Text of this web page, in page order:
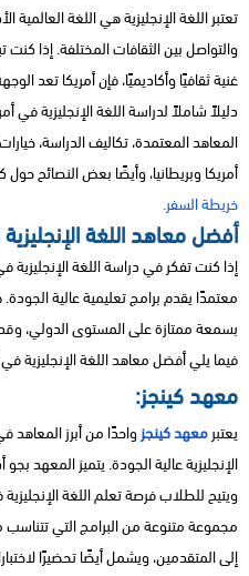
تعتبر اللغة الإنجليزية هي اللغة
والتواصل بين الثقافات المختلفة. إذا
غنية ثقافيًا وأكاديميًا، فإن أمريكا تعد
دليلاً شاملاً لدراسة اللغة الإنجليزية
المعاهد المعتمدة، تكاليف الدراسة،
أمريكا وبريطانيا، وأيضًا بعض النصائح
خريطة السفر.
أفضل معاهد اللغة
إذا كنت تفكر في دراسة اللغة الإنجليزية
معتمدًا يقدم برامج تعليمية عالية
بسمعة ممتازة على المستوى الدولي، وقد
فيما يلي أفضل معاهد اللغة الإنجليزية في
معهد كينجز:
يعتبرمعهد كينجزواحدًا من أبرز المعاهد
الإنجليزية عالية الجودة. يتميز المعهد
ويتيح للطلاب فرصة تعلم اللغة
مجموعة متنوعة من البرامج التي